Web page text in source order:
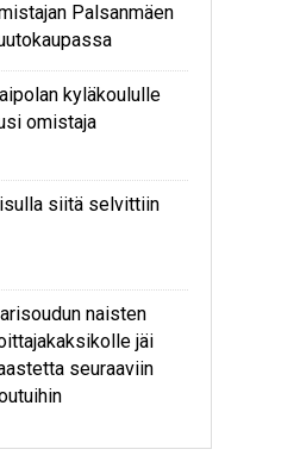
Palsanmäen
kyläkoululle
omistaja
siitä selvittiin
naisten
jäi
seuraaviin